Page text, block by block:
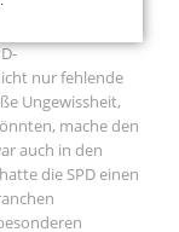
haben sie
ist, habe ich in
nur fehlende
Ungewissheit,
mache den
auch in den
die SPD einen